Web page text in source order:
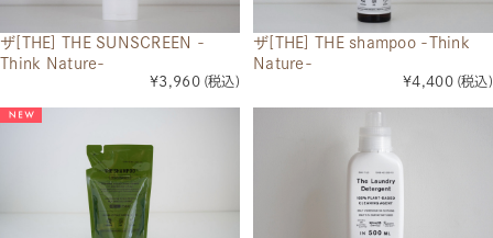
ザ[THE] THE SUNSCREEN -
Think Nature-
¥3,960 (税込)
ザ[THE] THE shampoo -Think
Nature-
¥4,400 (税込)